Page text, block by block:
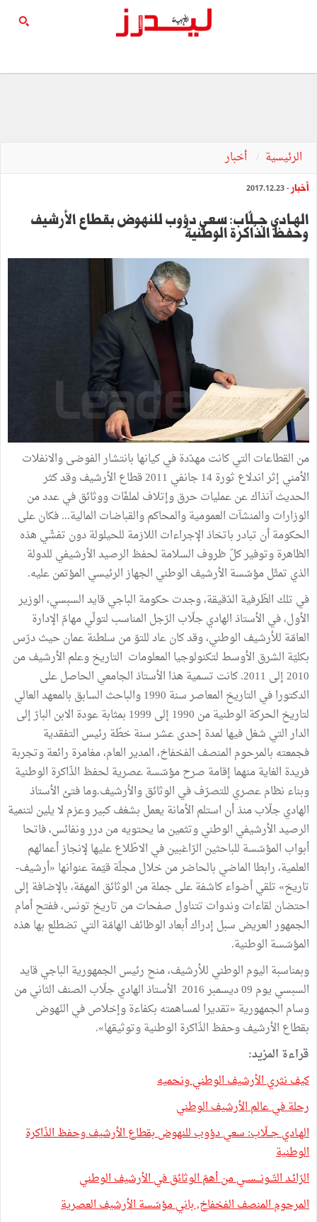
الرئيسية أخبار
أخبار - 2017.12.23
الهـادي جــلّاب: سعي دؤوب للنهوض بقطاع الأرشيف
وحفظ الذّاكرة الوطنية
من القطاعات التي كانت مهدّدة في كيانها بانتشار الفوضى والانفلات
الأمني إثر اندلاع ثورة 14 جانفي 2011 قطاع الأرشيف وقد كثر
الحديث آنذاك عن عمليات حرق وإتلاف لملفّات ووثائق في عدد من
الوزارات والمنشآت العمومية والمحاكم والقباضات المالية... فكان على
الحكومة أن تبادر باتخاذ الإجراءات اللازمة للحيلولة دون تفشّي هذه
الظاهرة وتوفير كلّ ظروف السلامة لحفظ الرصيد الأرشيفي للدولة
الذي تمثّل مؤسّسة الأرشيف الوطني الجهاز الرئيسي المؤتمن عليه.
في تلك الظّرفية الدّقيقة، وجدت حكومة الباجي قايد السبسي، الوزير
الأول، في الأستاذ الهادي جلّاب الرّجل المناسب لتولّي مهامّ الإدارة
العامّة للأرشيف الوطني، وقد كان عاد للتوّ من سلطنة عمان حيث درّس
بكليّة الشرق الأوسط لتكنولوجيا المعلومات التاريخ وعلم الأرشيف من
2010 إلى 2011. كانت تسمية هذا الأستاذ الجامعي الحاصل على
الدكتورا في التاريخ المعاصر سنة 1990 والباحث السابق بالمعهد العالي
لتاريخ الحركة الوطنية من 1990 إلى 1999 بمثابة عودة الابن البارّ إلى
الدار التي شغل فيها لمدة إحدى عشر سنة خطّة رئيس التفقدية
فجمعته بالمرحوم المنصف الفخفاخ، المدير العام، مغامرة رائعة وتجربة
فريدة الغاية منهما إقامة صرح مؤسّسة عصرية لحفظ الذّاكرة الوطنية
وبناء نظام عصري للتصرّف في الوثائق والأرشيف.وما فتئ الأستاذ
الهادي جلّاب منذ أن استلم الأمانة يعمل بشغف كبير وعزم لا يلين لتنمية
الرصيد الأرشيفي الوطني وتثمين ما يحتويه من درر ونفائس، فاتحا
أبواب المؤسّسة للباحثين الرّاغبين في الاطّلاع عليها لإنجاز أعمالهم
العلمية، رابطا الماضي بالحاضر من خلال مجلّة قيّمة عنوانها «أرشيف-
تاريخ» تلقي أضواء كاشفة على جملة من الوثائق المهمّة، بالإضافة إلى
احتضان لقاءات وندوات تتناول صفحات من تاريخ تونس، ففتح أمام
الجمهور العريض سبل إدراك أبعاد الوظائف الهامّة التي تضطلع بها هذه
المؤسّسة الوطنية.
وبمناسبة اليوم الوطني للأرشيف، منح رئيس الجمهورية الباجي قايد
السبسي يوم 09 ديسمبر 2016 الأستاذ الهادي جلّاب الصنف الثاني من
وسام الجمهورية «تقديرا لمساهمته بكفاءة وإخلاص في النّهوض
بقطاع الأرشيف وحفظ الذّاكرة الوطنية وتوثيقها».
قراءة المزيد:
كيف نثري الأرشيف الوطني ونحميه
رحلة في عالم الأرشيف الوطني
الهـادي جــلّاب: سعي دؤوب للنهوض بقطاع الأرشيف وحفظ الذّاكرة
الوطنية
الرّائـد التّــونـــســي من أهمّ الوثائق في الأرشيف الوطني
المرحوم المنصف الفخفاخ, باني مؤسّسة الأرشيف العصرية